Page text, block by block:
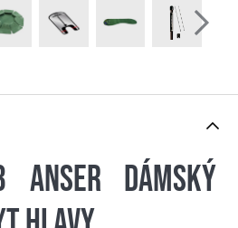
Anser dámský